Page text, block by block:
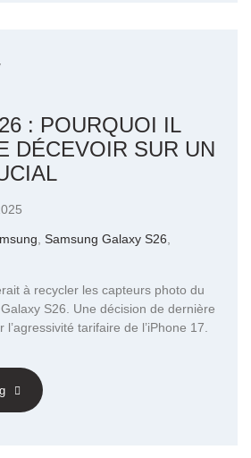
: POURQUOI IL
DÉCEVOIR SUR UN
, Samsung Galaxy S26,
à recycler les capteurs photo du
S26. Une décision de dernière
tarifaire de l’iPhone 17.